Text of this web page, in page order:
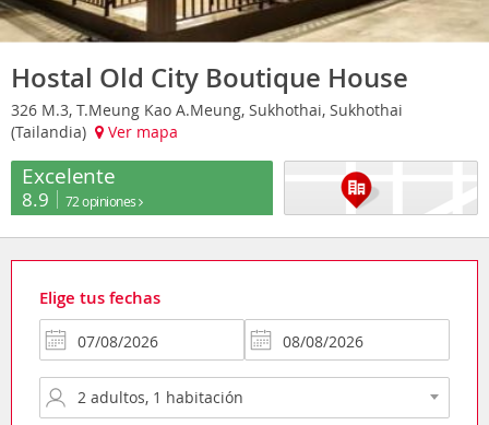
Hostal Old City Boutique House
326 M.3, T.Meung Kao A.Meung, Sukhothai, Sukhothai
(Tailandia)
Ver mapa
Excelente
8.9 72 opiniones
Elige tus fechas